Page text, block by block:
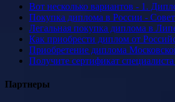
Вот несколько вариантов - 1.
Покупка диплома в России -
Легальная покупка диплома в
Как приобрести диплом от
Приобретение диплома
Получите сертификат
Партнеры